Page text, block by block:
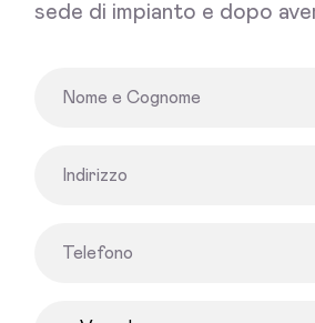
sede di impianto e dopo